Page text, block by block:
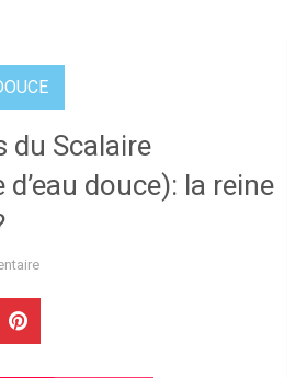
du Scalaire
douce): la reine